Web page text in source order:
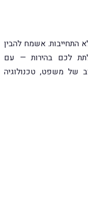
התחייבות. אשמח להבין
לכם בהירות — עם
של משפט, טכנולוגיה